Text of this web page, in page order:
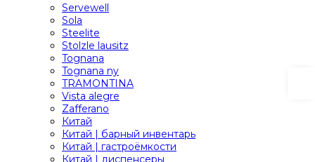
Servewell
Sola
Steelite
Stolzle lausitz
Tognana
Tognana ny
TRAMONTINA
Vista alegre
Zafferano
Китай
Китай | барный инвентарь
Китай | гастроёмкости
Китай | диспенсеры